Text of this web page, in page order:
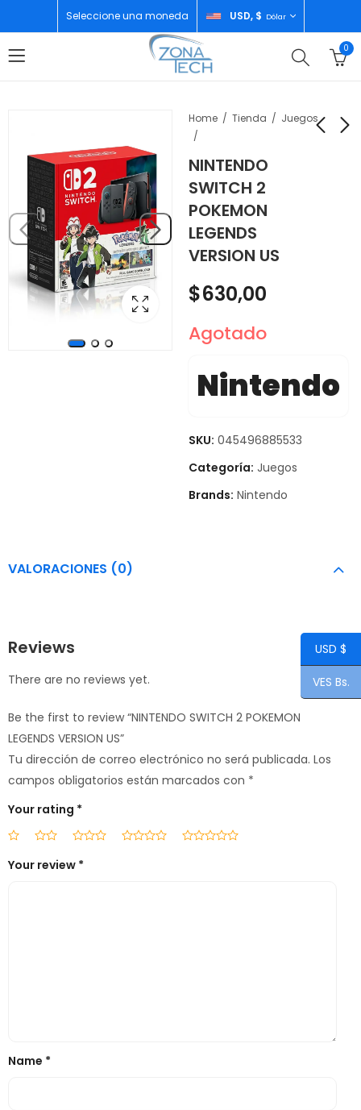
Seleccione una moneda USD, $ Dólar
0
Home Tienda Juegos
NINTENDO
SWITCH 2
POKEMON
LEGENDS
VERSION US
15 PRO 5G
8GB/512GB BLACK
$349,00
8GB/256GB ESTELAR
SHADOW
$151,00
$630,00
Agotado
Nintendo
SKU: 045496885533
Categoría: Juegos
Brands: Nintendo
VALORACIONES (0)
Reviews
There are no reviews yet.
Be the first to review “NINTENDO SWITCH 2 POKEMON
LEGENDS VERSION US”
Tu dirección de correo electrónico no será publicada. Los
campos obligatorios están marcados con *
Your rating *
Your review *
Name *
USD $
VES Bs.